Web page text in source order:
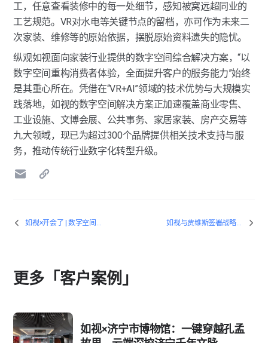
工，任意查看装修中的每一处细节，感知被窝远超同业的
工艺规范。VR对水电等关键节点的留档，亦可作为未来二
次家装、维修等的原始依据，摆脱原始资料遗失的隐忧。
纵观如视面向家装行业提供的数字空间综合解决方案，“以
数字空间重构消费者体验，全面提升客户的服务能力”始终
是其重心所在。凭借在“VR+AI”领域的技术优势与大规模实
践落地，如视的数字空间解决方案正加速覆盖商业零售、
工业设施、文博会展、公共事务、家居家装、房产交易等
九大领域，现已为超过300个品牌提供相关技术支持与服
务，推动传统行业数字化转型升级。
如视×开会了 | 数字空间赋能酒店会务，获客、转化“双提升” 如视与贾维斯签署战略合作，引领建筑、工业等领域数字化发展
更多「客户案例」
如视×济宁市博物馆：一键穿越孔孟